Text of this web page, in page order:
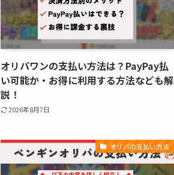
オリパワンの支払い方法は？PayPay払
い可能か・お得に利用する方法なども解
説！
2026年8月7日
オリパの支払い方法